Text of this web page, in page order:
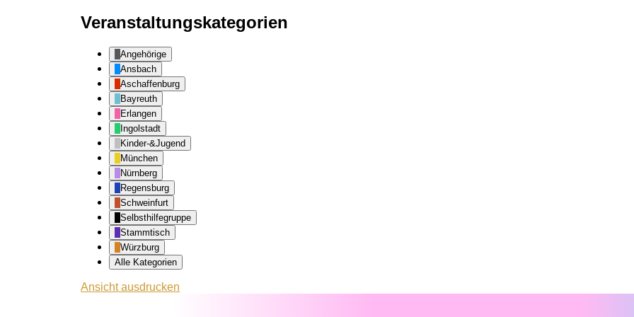
Veranstaltungskategorien
Angehörige
Ansbach
Aschaffenburg
Bayreuth
Erlangen
Ingolstadt
Kinder-&Jugend
München
Nürnberg
Regensburg
Schweinfurt
Selbsthilfegruppe
Stammtisch
Würzburg
Alle Kategorien
Ansichtausdrucken